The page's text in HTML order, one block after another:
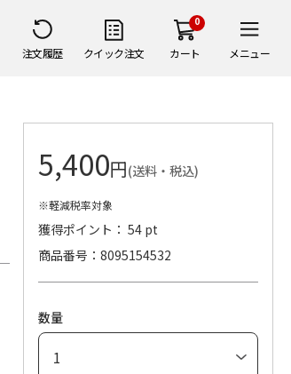
注文履歴 クイック注文
0
カート メニュー
5,400円(送料・税込)
※軽減税率対象
獲得ポイント： 54 pt
商品番号
8095154532
数量